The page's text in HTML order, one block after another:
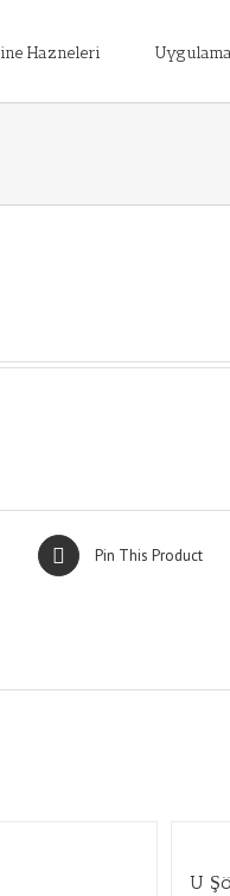
Hazneleri
Pin This Product
U